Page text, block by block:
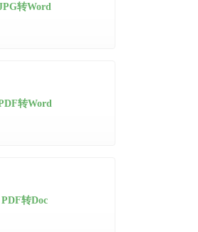
转Word
转Word
PDF转Doc